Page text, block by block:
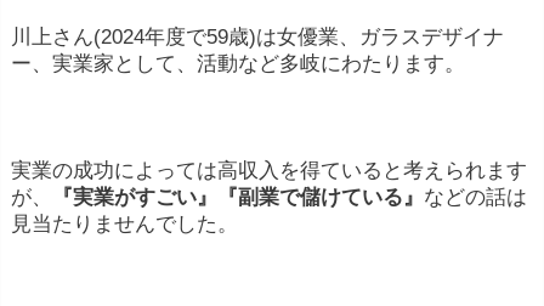
川上さん(2024年度で59歳)は女優業、ガラスデザイナ
ー、実業家として、活動など多岐にわたります。
実業の成功によっては高収入を得ていると考えられます
が、
『実業がすごい』『副業で儲けている』 などの話は
見当たりませんでした。